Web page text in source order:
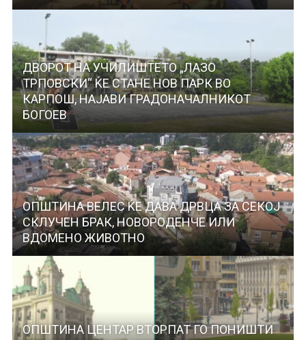
ДВОРОТ НА УЧИЛИШТЕТО „ЛАЗО
ТРПОВСКИ“ ЌЕ СТАНЕ НОВ ПАРК ВО
КАРПОШ, НАЈАВИ ГРАДОНАЧАЛНИКОТ
БОГОЕВ
ОПШТИНА ВЕЛЕС ЌЕ ДАВА ДРВЦА ЗА СЕКОЈ
СКЛУЧЕН БРАК, НОВОРОДЕНЧЕ ИЛИ
ВДОМЕНО ЖИВОТНО
ОПШТИНА ЦЕНТАР ВТОРПАТ ГО ПОНИШТИ